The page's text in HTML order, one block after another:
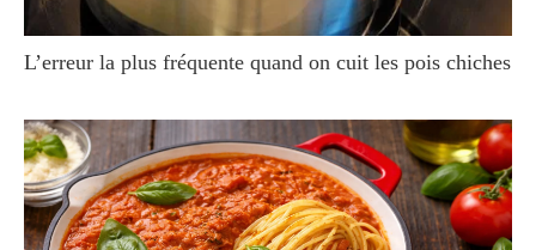
L’erreur la plus fréquente quand on cuit les pois chiches